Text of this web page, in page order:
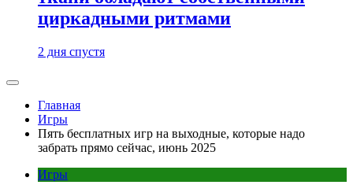
циркадными ритмами
2 дня спустя
Главная
Игры
Пять бесплатных игр на выходные, которые надо
забрать прямо сейчас, июнь 2025
Игры